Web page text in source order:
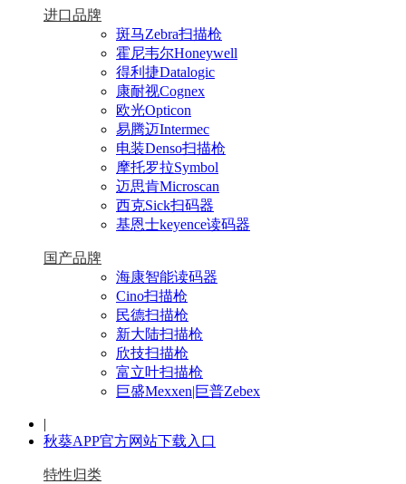
进口品牌
斑马Zebra扫描枪
霍尼韦尔Honeywell
得利捷Datalogic
康耐视Cognex
欧光Opticon
易腾迈Intermec
电装Denso扫描枪
摩托罗拉Symbol
迈思肯Microscan
西克Sick扫码器
基恩士keyence读码器
国产品牌
海康智能读码器
Cino扫描枪
民德扫描枪
新大陆扫描枪
欣技扫描枪
富立叶扫描枪
巨盛Mexxen|巨普Zebex
|
秋葵APP官方网站下载入口
特性归类